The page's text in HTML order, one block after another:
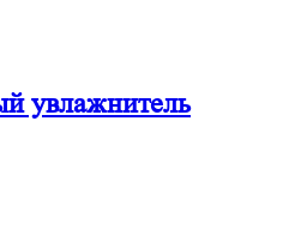
увлажнитель